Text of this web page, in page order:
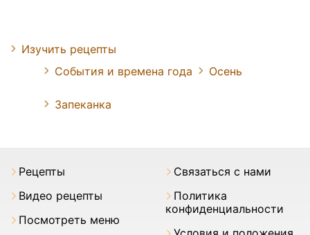
Изучить рецепты
События и времена года
Осень
Запеканка
Pецепты
Видео рецепты
Посмотреть меню
Связаться с нами
Политика
конфиденциальности